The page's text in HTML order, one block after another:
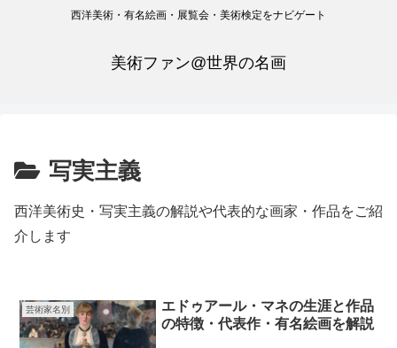
西洋美術・有名絵画・展覧会・美術検定をナビゲート
美術ファン@世界の名画
写実主義
西洋美術史・写実主義の解説や代表的な画家・作品をご紹
介します
芸術家名別
エドゥアール・マネの生涯と作品
の特徴・代表作・有名絵画を解説